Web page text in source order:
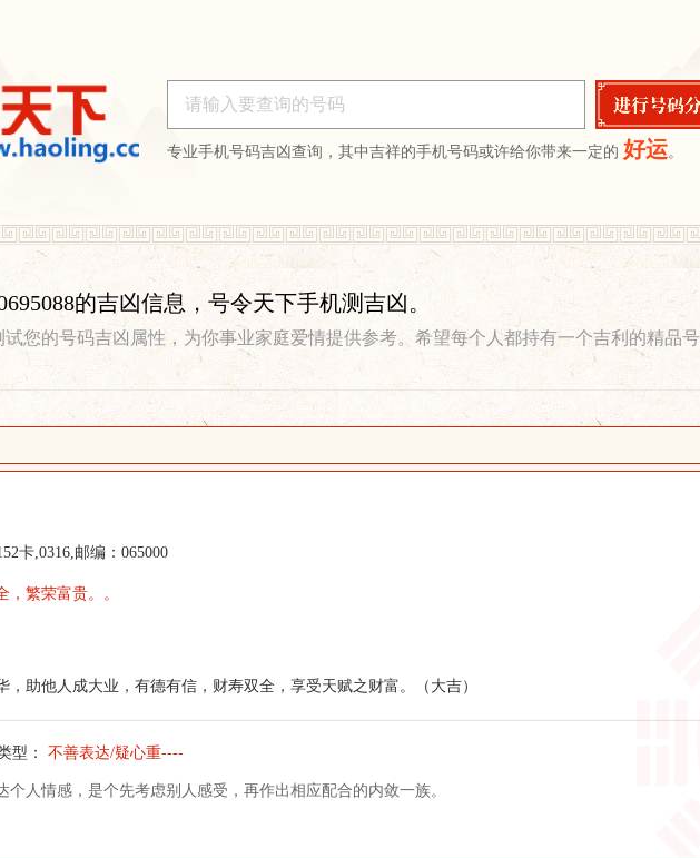
专业手机号码吉凶查询，其中吉祥的手机号码或许给你带来一定的 好运。
的吉凶信息，号令天下手机测吉凶。
试您的号码吉凶属性，为你事业家庭爱情提供参考。希望每个人都持有一个吉利的精品号
卡,0316,邮编：065000
繁荣富贵。。
助他人成大业，有德有信，财寿双全，享受天赋之财富。（大吉）
型： 不善表达/疑心重----
人情感，是个先考虑别人感受，再作出相应配合的内敛一族。